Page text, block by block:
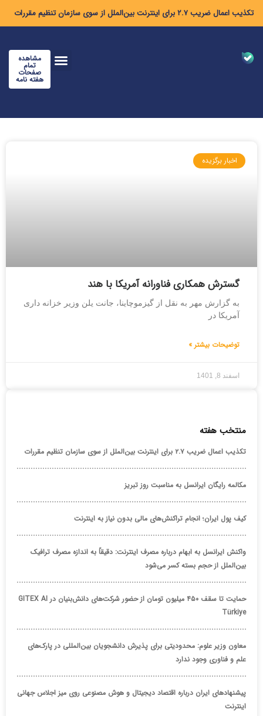
تکذیب اعمال ضریب ۲.۷ برای اینترنت بین‌الملل از سوی سازمان تنظیم مقررات
مشاهده
تمام
صفحات
هفته نامه
اخبار برگزیده
گسترش همکاری فناورانه آمریکا با هند
به گزارش مهر به نقل از گیزموچاینا، جانت یلن وزیر خزانه داری
آمریکا در
توضیحات بیشتر »
اسفند 8, 1401
منتخب هفته
تکذیب اعمال ضریب ۲.۷ برای اینترنت بین‌الملل از سوی سازمان تنظیم مقررات
مکالمه رایگان ایرانسل به مناسبت روز تبریز
کیف پول ایران؛ انجام تراکنش‌های مالی بدون نیاز به اینترنت
واکنش ایرانسل به ابهام درباره مصرف اینترنت: دقیقاً به اندازه مصرف ترافیک
بین‌الملل از حجم بسته کسر می‌شود
حمایت تا سقف ۴۵۰ میلیون تومان از حضور شرکت‌های دانش‌بنیان در GITEX AI
Türkiye
معاون وزیر علوم: محدودیتی برای پذیرش دانشجویان بین‌المللی در پارک‌های
علم و فناوری وجود ندارد
پیشنهادهای ایران درباره اقتصاد دیجیتال و هوش مصنوعی روی میز اجلاس جهانی
اینترنت